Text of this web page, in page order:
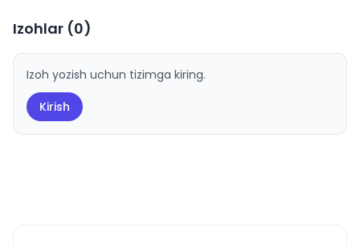
Izohlar (0)
Izoh yozish uchun tizimga kiring.
Kirish